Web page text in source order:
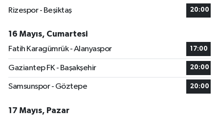
Rizespor - Beşiktaş
20:00
16 Mayıs, Cumartesi
Fatih Karagümrük - Alanyaspor
17:00
Gaziantep FK - Başakşehir 20:00
Samsunspor - Göztepe 20:00
17 Mayıs, Pazar